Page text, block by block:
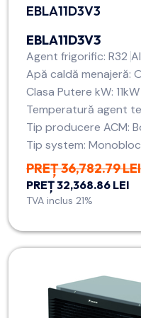
EBLA11D3V3
EBLA11D3V3
Agent frigorific: R32
Apă caldă menajeră:
Clasa Putere kW: 11kW
Temperatură agent
Tip producere ACM:
Tip system:
PREȚ 36,782.79 LEI
PREȚ 32,368.86 LEI
TVA inclus 21%